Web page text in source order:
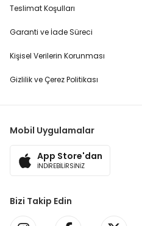
Teslimat Koşulları
Garanti ve İade Süreci
Kişisel Verilerin Korunması
Gizlilik ve Çerez Politikası
Mobil Uygulamalar
App Store'dan
İNDİREBİLİRSİNİZ
Bizi Takip Edin